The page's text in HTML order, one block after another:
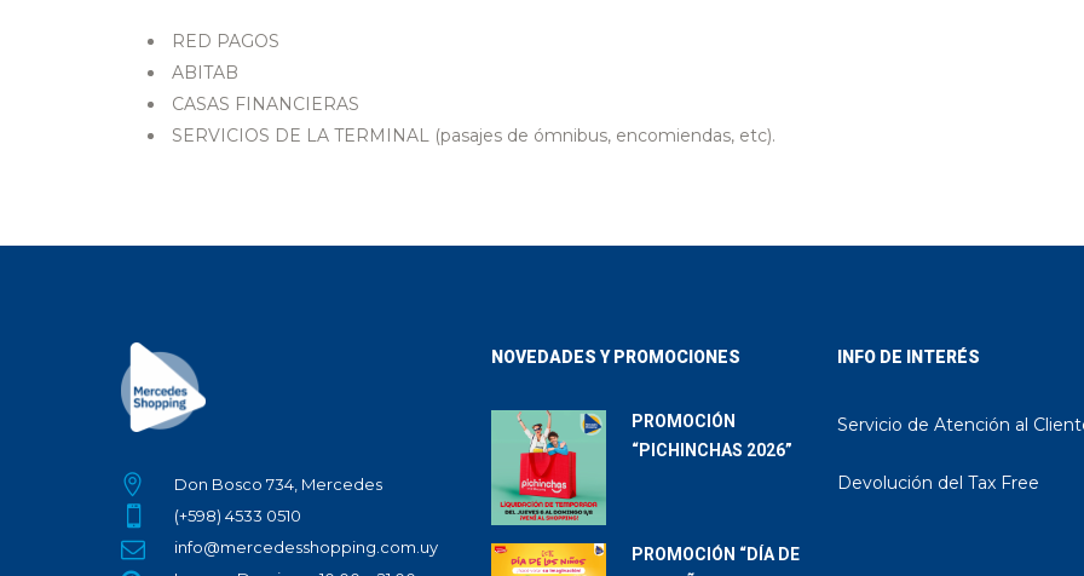
RED PAGOS
ABITAB
CASAS FINANCIERAS
SERVICIOS DE LA TERMINAL (pasajes de ómnibus, encomiendas, etc).
Don Bosco 734, Mercedes
(+598) 4533 0510
info@mercedesshopping.com.uy
NOVEDADES Y PROMOCIONES
PROMOCIÓN
“PICHINCHAS 2026”
PROMOCIÓN “DÍA DE
INFO DE INTERÉS
Servicio de Atención al
Devolución del Tax Free